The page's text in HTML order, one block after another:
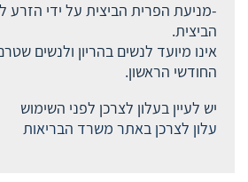
-מניעת הפרית הביצית על ידי הזרע
הביצית.
אינו מיועד לנשים בהריון ולנשים
החודשי הראשון.
יש לעיין בעלון לצרכן לפני השימוש
עלון לצרכן באתר משרד הבריאות